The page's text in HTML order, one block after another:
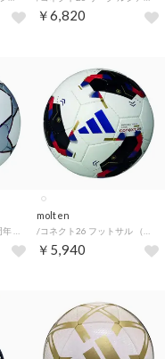
￥6,820
molten
￥5,940